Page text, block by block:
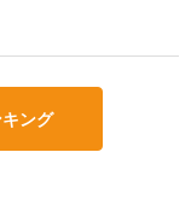
ング